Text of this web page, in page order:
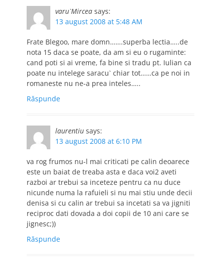
varu`Mircea says:
13 august 2008 at 5:48 AM
Frate Blegoo, mare domn…….superba lectia…..de
nota 15 daca se poate, da am si eu o rugaminte:
cand poti si ai vreme, fa bine si tradu pt. Iulian ca
poate nu intelege saracu` chiar tot……ca pe noi in
romaneste nu ne-a prea inteles…..
Răspunde
laurentiu says:
13 august 2008 at 6:10 PM
va rog frumos nu-l mai criticati pe calin deoarece
este un baiat de treaba asta e daca voi2 aveti
razboi ar trebui sa inceteze pentru ca nu duce
nicunde numa la rafuieli si nu mai stiu unde decii
denisa si cu calin ar trebui sa incetati sa va jigniti
reciproc dati dovada a doi copii de 10 ani care se
jignesc;))
Răspunde